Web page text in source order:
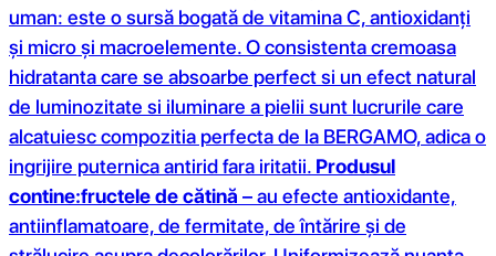
uman: este o sursă bogată de vitamina C, antioxidanți
și micro și macroelemente. O consistenta cremoasa
hidratanta care se absoarbe perfect si un efect natural
de luminozitate si iluminare a pielii sunt lucrurile care
alcatuiesc compozitia perfecta de la BERGAMO, adica o
ingrijire puternica antirid fara iritatii. Produsul
contine:fructele de cătină – au efecte antioxidante,
antiinflamatoare, de fermitate, de întărire și de